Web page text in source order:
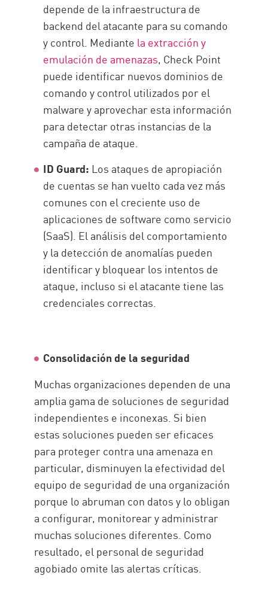
depende de la infraestructura de
backend del atacante para su comando
y control. Mediante la extracción y
emulación de amenazas, Check Point
puede identificar nuevos dominios de
comando y control utilizados por el
malware y aprovechar esta información
para detectar otras instancias de la
campaña de ataque.
ID Guard: Los ataques de apropiación
de cuentas se han vuelto cada vez más
comunes con el creciente uso de
aplicaciones de software como servicio
(SaaS). El análisis del comportamiento
y la detección de anomalías pueden
identificar y bloquear los intentos de
ataque, incluso si el atacante tiene las
credenciales correctas.
Consolidación de la seguridad
Muchas organizaciones dependen de una
amplia gama de soluciones de seguridad
independientes e inconexas. Si bien
estas soluciones pueden ser eficaces
para proteger contra una amenaza en
particular, disminuyen la efectividad del
equipo de seguridad de una organización
porque lo abruman con datos y lo obligan
a configurar, monitorear y administrar
muchas soluciones diferentes. Como
resultado, el personal de seguridad
agobiado omite las alertas críticas.